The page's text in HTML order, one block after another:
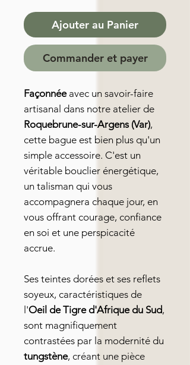
Ajouter au Panier
Commander et payer
Façonnéeavec un savoir-faire
artisanal dans notre atelier de
Roquebrune-sur-Argens (Var),
cette bague est bien plus qu'un
simple accessoire. C'est un
véritable bouclier énergétique,
un talisman qui vous
accompagnera chaque jour, en
vous offrant courage, confiance
en soi et une perspicacité
accrue.
Ses teintes dorées et ses reflets
soyeux, caractéristiques de
l'Oeil de Tigre d'Afrique du Sud,
sont magnifiquement
contrastées par la modernité du
tungstène, créant une pièce